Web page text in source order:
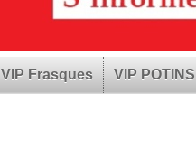
VIP Frasques VIP POTINS